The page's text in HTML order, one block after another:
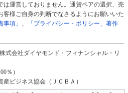
は運営しておりません。通貨ペアの選択、売
客様ご自身の判断でなさるようにお願いいた
事項」 、
「プライバシー・ポリシー、著作
式会社ダイヤモンド・フィナンシャル・リ
％）
ビジネス協会（ＪＣＢＡ）